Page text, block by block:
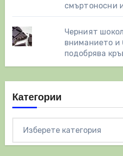
смъртоносни
Черният
вниманието и
подобрява
Категории